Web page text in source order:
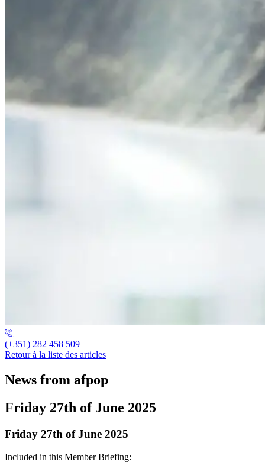
(+351) 282 458 509
Retour à la liste des articles
News from afpop
Friday 27th of June 2025
Friday 27th of June 2025
Included in this Member Briefing: